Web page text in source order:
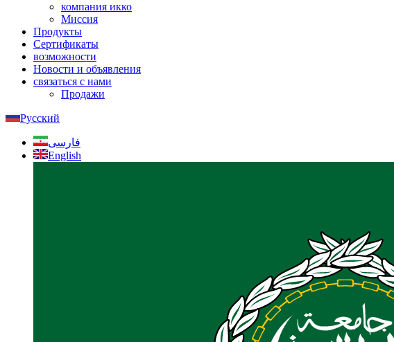
компания икко
Миссия
Продукты
Сертификаты
возможности
Новости и объявления
связаться с нами
Продажи
Русский
فارسی
English